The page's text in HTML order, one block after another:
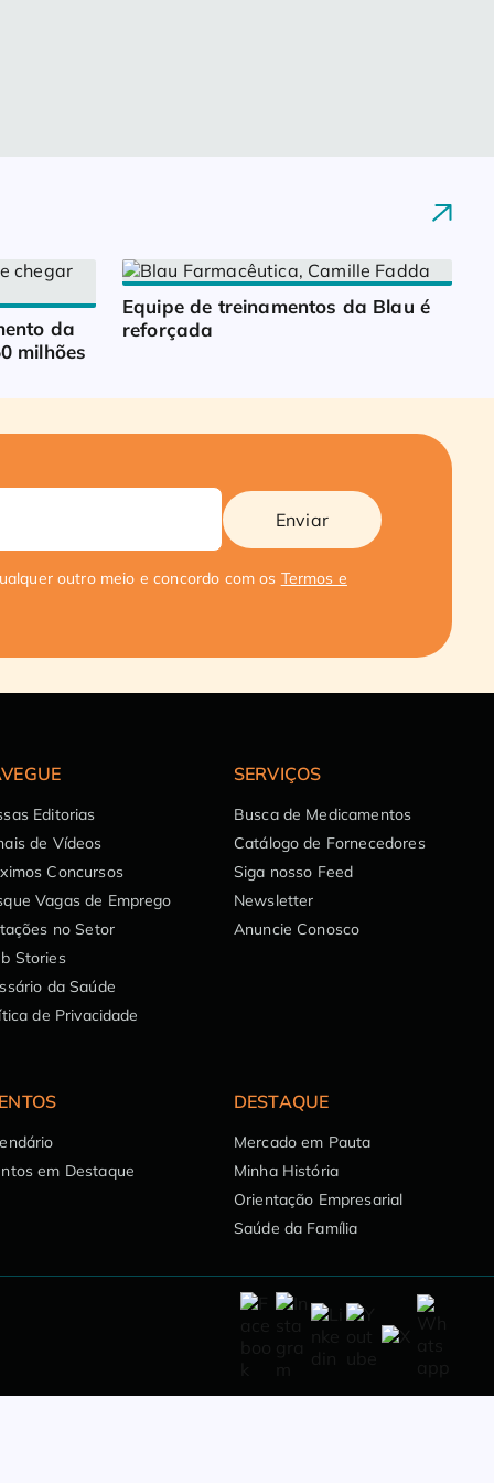
da
milhões
Equipe de treinamentos da Blau é
reforçada
Enviar
outro meio e concordo com os Termos e
Editorias
de Vídeos
Concursos
Vagas de Emprego
no Setor
Stories
da Saúde
de Privacidade
SERVIÇOS
Busca de Medicamentos
Catálogo de Fornecedores
Siga nosso Feed
Newsletter
Anuncie Conosco
em Destaque
DESTAQUE
Mercado em Pauta
Minha História
Orientação Empresarial
Saúde da Família